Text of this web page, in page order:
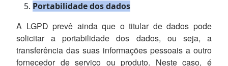
Portabilidade dos dados
A LGPD prevê ainda que o titular de dados pode
solicitar a portabilidade dos dados, ou seja, a
transferência das suas informações pessoais a outro
fornecedor de serviço ou produto. Neste caso, é